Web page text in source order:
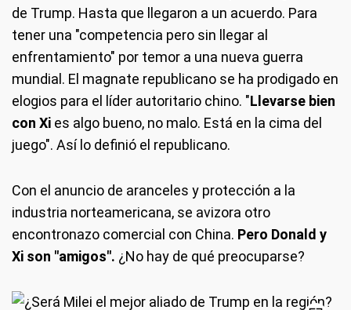
de Trump. Hasta que llegaron a un acuerdo. Para
tener una "competencia pero sin llegar al
enfrentamiento" por temor a una nueva guerra
mundial. El magnate republicano se ha prodigado en
elogios para el líder autoritario chino. "Llevarse bien
con Xi es algo bueno, no malo. Está en la cima del
juego". Así lo definió el republicano.
Con el anuncio de aranceles y protección a la
industria norteamericana, se avizora otro
encontronazo comercial con China. Pero Donald y
Xi son "amigos". ¿No hay de qué preocuparse?